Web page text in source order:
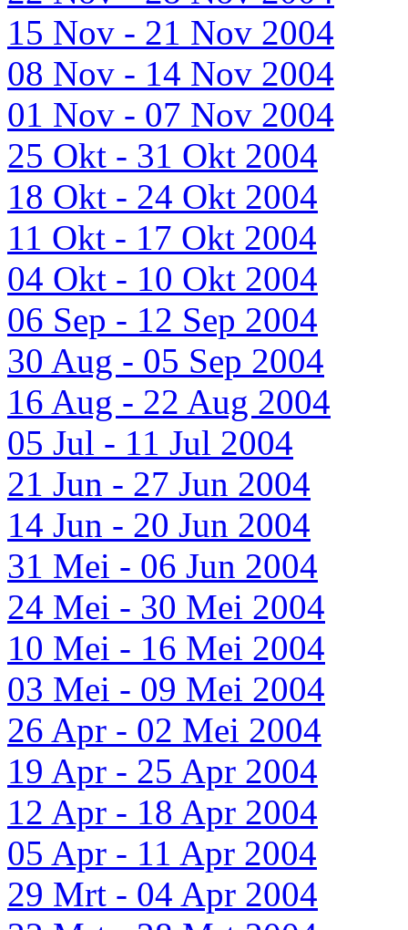
15 Nov - 21 Nov 2004
08 Nov - 14 Nov 2004
01 Nov - 07 Nov 2004
25 Okt - 31 Okt 2004
18 Okt - 24 Okt 2004
11 Okt - 17 Okt 2004
04 Okt - 10 Okt 2004
06 Sep - 12 Sep 2004
30 Aug - 05 Sep 2004
16 Aug - 22 Aug 2004
05 Jul - 11 Jul 2004
21 Jun - 27 Jun 2004
14 Jun - 20 Jun 2004
31 Mei - 06 Jun 2004
24 Mei - 30 Mei 2004
10 Mei - 16 Mei 2004
03 Mei - 09 Mei 2004
26 Apr - 02 Mei 2004
19 Apr - 25 Apr 2004
12 Apr - 18 Apr 2004
05 Apr - 11 Apr 2004
29 Mrt - 04 Apr 2004